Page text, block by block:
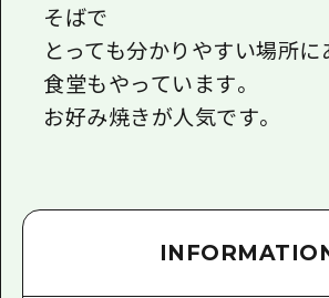
関連リンク
そばで
とっても分かりやすい場所に
食堂もやっています。
お好み焼きが人気です。